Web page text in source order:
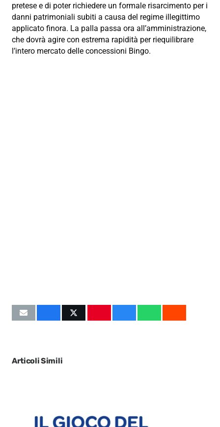
pretese e di poter richiedere un formale risarcimento per i
danni patrimoniali subiti a causa del regime illegittimo
applicato finora. La palla passa ora all’amministrazione,
che dovrà agire con estrema rapidità per riequilibrare
l’intero mercato delle concessioni Bingo.
Articoli Simili